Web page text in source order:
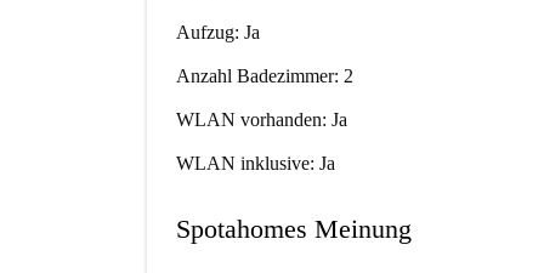
Aufzug: Ja
Anzahl Badezimmer: 2
WLAN vorhanden: Ja
WLAN inklusive: Ja
Spotahomes Meinung